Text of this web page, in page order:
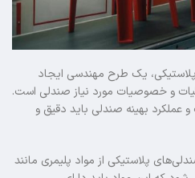
پلاستیکی، یک طرح مهندسی ایجاد
و خصوصیات مورد نیاز صندلی است.
بهینه صندلی باید دقیق و
پلاستیکی از مواد پلیمری مانند